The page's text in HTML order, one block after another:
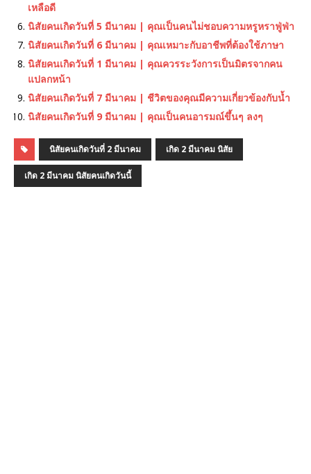
เหลือดี
นิสัยคนเกิดวันที่ 5 มีนาคม | คุณเป็นคนไม่ชอบความหรูหราฟู่ฟ่า
นิสัยคนเกิดวันที่ 6 มีนาคม | คุณเหมาะกับอาชีพที่ต้องใช้ภาษา
นิสัยคนเกิดวันที่ 1 มีนาคม | คุณควรระวังการเป็นมิตรจากคน
แปลกหน้า
นิสัยคนเกิดวันที่ 7 มีนาคม | ชีวิตของคุณมีความเกี่ยวข้องกับน้ำ
นิสัยคนเกิดวันที่ 9 มีนาคม | คุณเป็นคนอารมณ์ขึ้นๆ ลงๆ
นิสัยคนเกิดวันที่ 2 มีนาคม เกิด 2 มีนาคม นิสัย
เกิด 2 มีนาคม นิสัยคนเกิดวันนี้